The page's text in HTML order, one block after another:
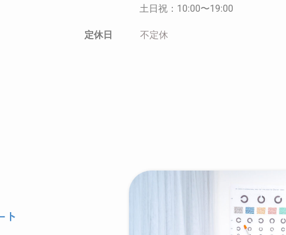
土日祝：10:00〜19:00
定休日 不定休
ト